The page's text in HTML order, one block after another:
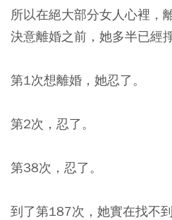
所以在絕大部分女人心裡，
決意離婚之前，她多半已經
第1次想離婚，她忍了。
第2次，忍了。
第38次，忍了。
到了第187次，她實在找不